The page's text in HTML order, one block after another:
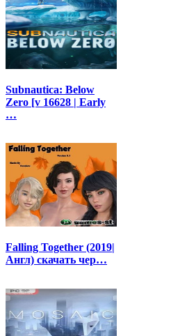
Subnautica: Below
Zero [v 16628 | Early
…
Falling Together (2019|
Англ) cкачать чер…